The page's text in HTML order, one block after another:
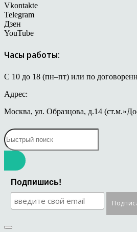
Vkontakte
Telegram
Дзен
YouTube
Часы работы:
С 10 до 18 (пн–пт) или по
Адрес:
Москва, ул. Образцова, д.14
Подпишись!